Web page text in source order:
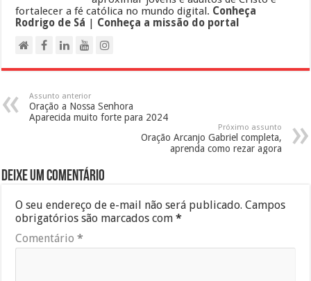
fortalecer a fé católica no mundo digital. Conheça
Rodrigo de Sá | Conheça a missão do portal
Assunto anterior
Oração a Nossa Senhora
Aparecida muito forte para 2024
Próximo assunto
Oração Arcanjo Gabriel completa,
aprenda como rezar agora
Deixe um comentário
O seu endereço de e-mail não será publicado. Campos
obrigatórios são marcados com*
Comentário*